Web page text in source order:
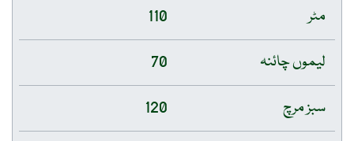
مٹر
110
لیموں چائنہ
70
سبز مرچ
120